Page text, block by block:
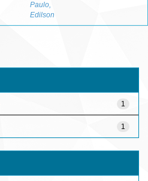
Paulo,
Edilson
1
1